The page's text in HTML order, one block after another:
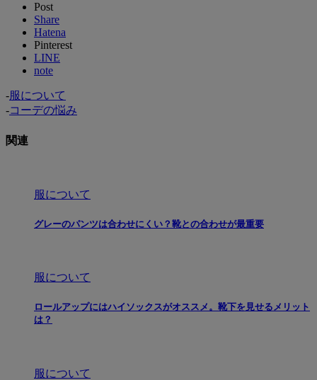
Post
Share
Hatena
Pinterest
LINE
note
-服について
-コーデの悩み
関連
服について
グレーのパンツは合わせにくい？靴との合わせが最重要
服について
ロールアップにはハイソックスがオススメ。靴下を見せるメリット
は？
服について